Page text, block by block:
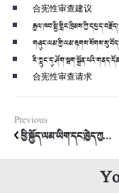
合宪性审查建议
རྒྱལ་ཁབ་སྤྱི་གླིང་ཁྲིམས་ཀྱི་དཔྱད་བརྗོད།
合宪性审查请求
Previous
ཕྱི་སྐྱོད་ལམ་ཡིག་དང་ཁྱེད་ཀྱ...